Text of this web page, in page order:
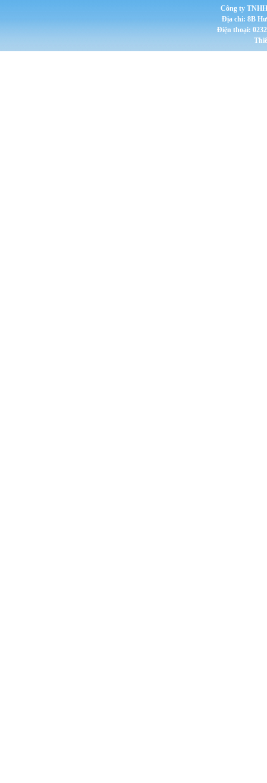
Công ty
Địa chỉ: 8B
Điện thoại: